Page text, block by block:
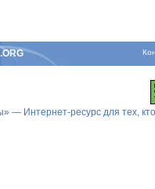
— Интернет-ресурс для тех,